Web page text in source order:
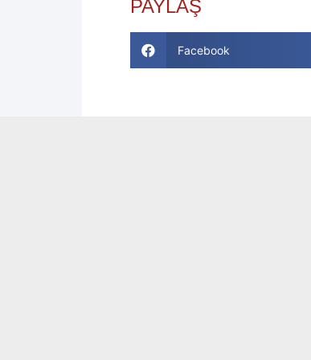
PAYLAŞ
Facebook